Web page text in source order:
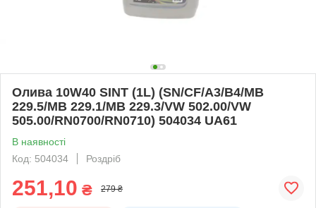
Олива 10W40 SINT (1L) (SN/CF/A3/B4/MB
229.5/MB 229.1/MB 229.3/VW 502.00/VW
505.00/RN0700/RN0710) 504034 UA61
В наявності
Код: 504034
Роздріб
251,10 ₴ 279 ₴